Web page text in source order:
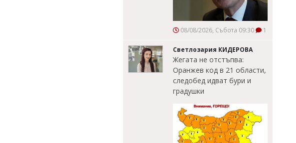
08/08/2026, Събота 09:30 1
Светлозария КИДЕРОВА
Жегата не отстъпва:
Оранжев код в 21 области,
следобед идват бури и
градушки